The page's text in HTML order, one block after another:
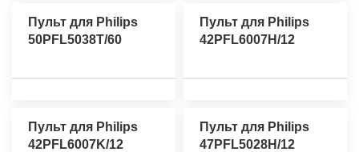
Пульт для Philips
50PFL5038T/60
Пульт для Philips
42PFL6007H/12
Пульт для Philips
42PFL6007K/12
Пульт для Philips
47PFL5028H/12